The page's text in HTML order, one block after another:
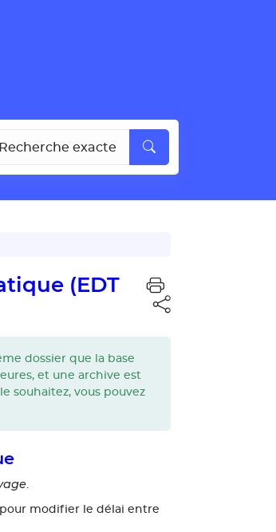
Recherche exacte
(EDT
dossier que la base
et une archive est
souhaitez, vous pouvez
.
modifier le délai entre